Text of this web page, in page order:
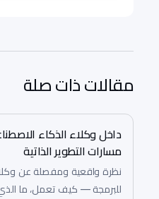
مقالات ذات صلة
داخل وكلاء الذكاء
مسارات التطوير الذاتية
نظرة واقعية ومفصلة عن
للبرمجة — كيف تعمل، ما